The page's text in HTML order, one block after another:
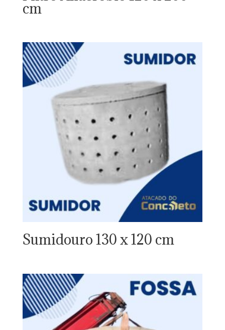
cm
Sumidouro 130 x 120 cm